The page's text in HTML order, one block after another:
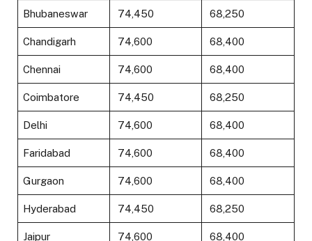
Bhubaneswar ₹ 74,450 ₹ 68,250
Chandigarh ₹ 74,600 ₹ 68,400
Chennai ₹ 74,600 ₹ 68,400
Coimbatore ₹ 74,450 ₹ 68,250
Delhi ₹ 74,600 ₹ 68,400
Faridabad ₹ 74,600 ₹ 68,400
Gurgaon ₹ 74,600 ₹ 68,400
Hyderabad ₹ 74,450 ₹ 68,250
Jaipur ₹ 74,600 ₹ 68,400